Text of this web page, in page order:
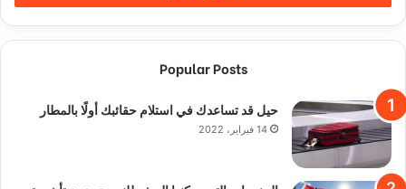
Popular Posts
حيل قد تساعدك في استلام حقائبك أولًا بالمطار
14 فبراير، 2022